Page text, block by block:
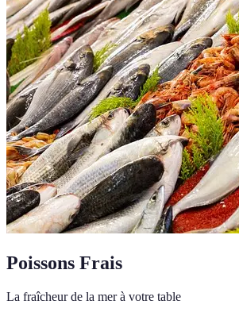
Poissons Frais
La fraîcheur de la mer à votre table